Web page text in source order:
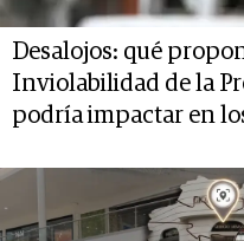
Desalojos: qué
Inviolabilidad de la
podría impactar en